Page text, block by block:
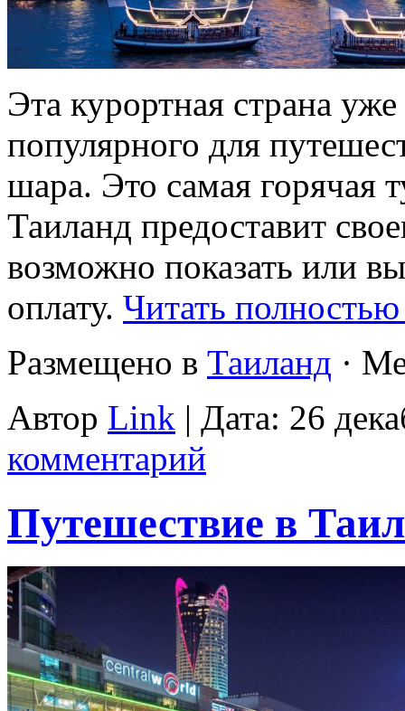
Эта курортная страна
популярного для
шара. Это самая горячая
Таиланд предоставит
возможно показать или
оплату. Читать
Размещено в Таиланд ·
Автор Link | Дата: 26
комментарий
Путешествие в